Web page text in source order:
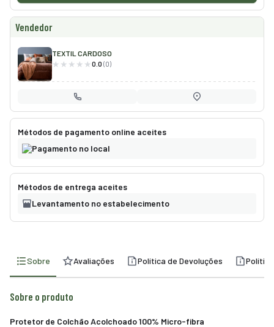
Vendedor
TEXTIL CARDOSO
0.0 (0)
Métodos de pagamento online aceites
Pagamento no local
Métodos de entrega aceites
Levantamento no estabelecimento
Sobre Avaliações Política de Devoluções
Sobre o produto
Protetor de Colchão Acolchoado 100% Micro-fibra